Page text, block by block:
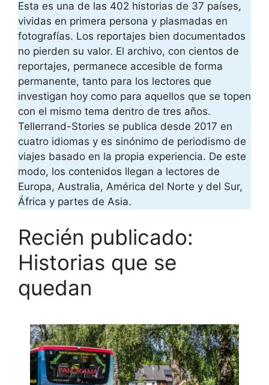
Esta es una de las 402 historias de 37 países,
vividas en primera persona y plasmadas en
fotografías. Los reportajes bien documentados
no pierden su valor. El archivo, con cientos de
reportajes, permanece accesible de forma
permanente, tanto para los lectores que
investigan hoy como para aquellos que se topen
con el mismo tema dentro de tres años.
Tellerrand-Stories se publica desde 2017 en
cuatro idiomas y es sinónimo de periodismo de
viajes basado en la propia experiencia. De este
modo, los contenidos llegan a lectores de
Europa, Australia, América del Norte y del Sur,
África y partes de Asia.
Recién publicado:
Historias que se
quedan